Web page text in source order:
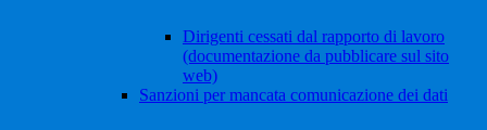
Dirigenti cessati dal rapporto di lavoro
(documentazione da pubblicare sul sito
web)
Sanzioni per mancata comunicazione dei dati